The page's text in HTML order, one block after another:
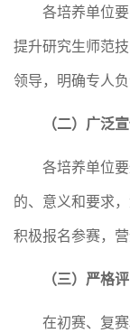
各培养单位
提升研究生师范
领导，明确专人
（二）广泛
各培养单位
的、意义和要求
积极报名参赛，
（三）严格
在初赛、复